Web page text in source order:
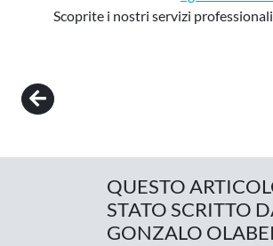
Scoprite i nostri servizi
Post navigation
QUESTO
STATO SCRITTO
GONZALO